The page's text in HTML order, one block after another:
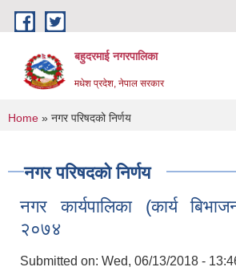
Skip to main content
बहुदरमाई नगरपालिका
मधेश प्रदेश, नेपाल सरकार
You are here
Home » नगर परिषदको निर्णय
नगर परिषदको निर्णय
नगर कार्यपालिका (कार्य
२०७४
Submitted on: Wed, 06/13/2018 -